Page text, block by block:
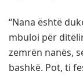
“Nana është
mbuloi për
zemrën nanës,
bashkë. Pot, ti